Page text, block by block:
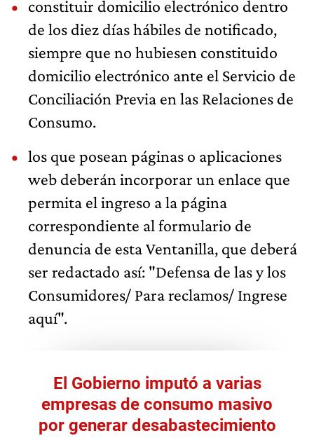
constituir domicilio electrónico dentro
de los diez días hábiles de notificado,
siempre que no hubiesen constituido
domicilio electrónico ante el Servicio de
Conciliación Previa en las Relaciones de
Consumo.
los que posean páginas o aplicaciones
web deberán incorporar un enlace que
permita el ingreso a la página
correspondiente al formulario de
denuncia de esta Ventanilla, que deberá
ser redactado así: "Defensa de las y los
Consumidores/ Para reclamos/ Ingrese
aquí".
El Gobierno imputó a varias
empresas de consumo masivo
por generar desabastecimiento